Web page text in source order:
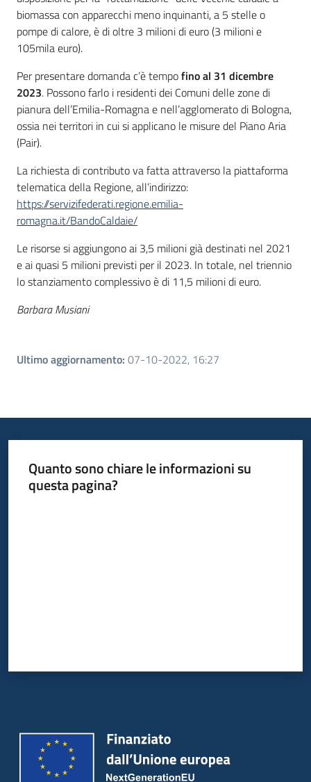
biomassa con apparecchi meno inquinanti, a 5 stelle o
pompe di calore, è di oltre 3 milioni di euro (3 milioni e
105mila euro).
Per presentare domanda c’è tempofino al 31 dicembre
2023. Possono farlo i residenti dei Comuni delle zone di
pianura dell’Emilia-Romagna e nell’agglomerato di Bologna,
ossia nei territori in cui si applicano le misure del Piano Aria
(Pair).
La richiesta di contributo va fatta attraverso la piattaforma
telematica della Regione, all’indirizzo:
https://servizifederati.regione.emilia-
romagna.it/BandoCaldaie/
Le risorse si aggiungono ai 3,5 milioni già destinati nel 2021
e ai quasi 5 milioni previsti per il 2023. In totale, nel triennio
lo stanziamento complessivo è di 11,5 milioni di euro.
Barbara Musiani
Ultimo aggiornamento: 07-10-2022, 16:27
Quanto sono chiare le informazioni su
questa pagina?